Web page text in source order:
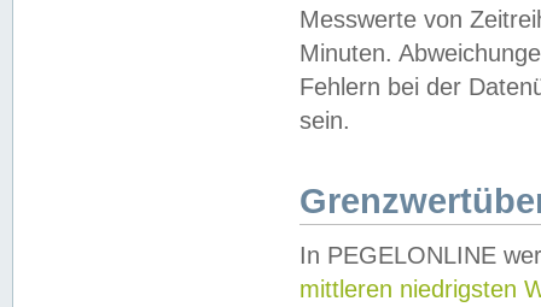
Messwerte von
Minuten.
Fehlern bei der
sein.
In PEGELONLINE
mittleren niedrigsten